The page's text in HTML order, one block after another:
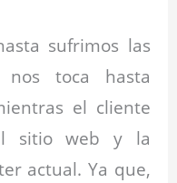
sufrimos las
nos toca hasta
el cliente
sitio web y la
actual. Ya que,